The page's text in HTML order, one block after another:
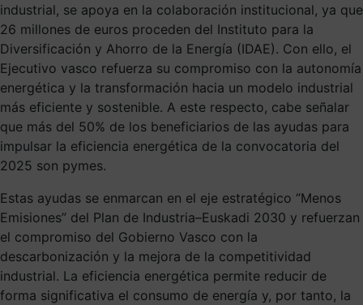
industrial, se apoya en la colaboración institucional, ya que
26 millones de euros proceden del Instituto para la
Diversificación y Ahorro de la Energía (IDAE). Con ello, el
Ejecutivo vasco refuerza su compromiso con la autonomía
energética y la transformación hacia un modelo industrial
más eficiente y sostenible. A este respecto, cabe señalar
que más del 50% de los beneficiarios de las ayudas para
impulsar la eficiencia energética de la convocatoria del
2025 son pymes.
Estas ayudas se enmarcan en el eje estratégico “Menos
Emisiones” del Plan de Industria–Euskadi 2030 y refuerzan
el compromiso del Gobierno Vasco con la
descarbonización y la mejora de la competitividad
industrial. La eficiencia energética permite reducir de
forma significativa el consumo de energía y, por tanto, la